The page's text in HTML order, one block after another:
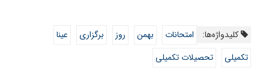
کلیدواژه‌ها: امتحانات بهمن روز برگزاری
عینا
تکمیلی
تحصیلات تکمیلی